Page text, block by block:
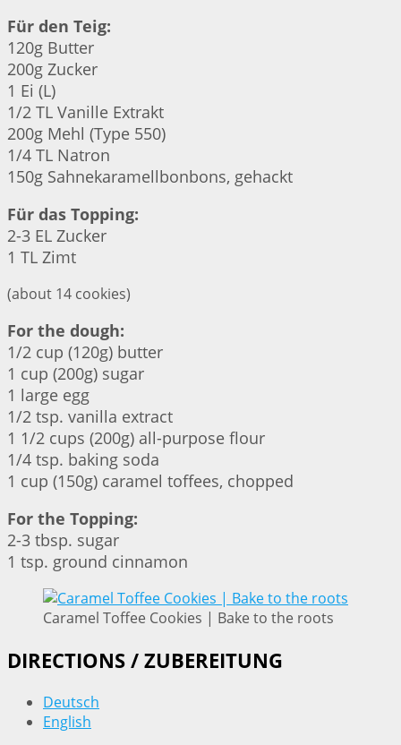
Für den Teig:
120g Butter
200g Zucker
1 Ei (L)
1/2 TL Vanille Extrakt
200g Mehl (Type 550)
1/4 TL Natron
150g Sahnekaramellbonbons, gehackt
Für das Topping:
2-3 EL Zucker
1 TL Zimt
(about 14 cookies)
For the dough:
1/2 cup (120g) butter
1 cup (200g) sugar
1 large egg
1/2 tsp. vanilla extract
1 1/2 cups (200g) all-purpose flour
1/4 tsp. baking soda
1 cup (150g) caramel toffees, chopped
For the Topping:
2-3 tbsp. sugar
1 tsp. ground cinnamon
Caramel Toffee Cookies | Bake to the roots
DIRECTIONS / ZUBEREITUNG
Deutsch
English